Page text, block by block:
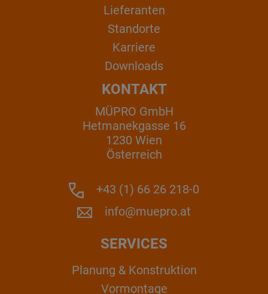
Lieferanten
Standorte
Karriere
Downloads
KONTAKT
MÜPRO GmbH
Hetmanekgasse 16
1230 Wien
Österreich
+43 (1) 66 26 218-0
info@muepro.at
SERVICES
Planung & Konstruktion
Vormontage